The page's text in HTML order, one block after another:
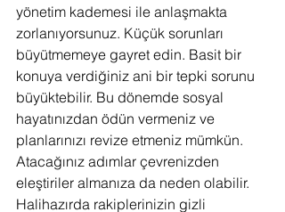
yönetim kademesi ile anlaşmakta
zorlanıyorsunuz. Küçük sorunları
büyütmemeye gayret edin. Basit bir
konuya verdiğiniz ani bir tepki sorunu
büyüktebilir. Bu dönemde sosyal
hayatınızdan ödün vermeniz ve
planlarınızı revize etmeniz mümkün.
Atacağınız adımlar çevrenizden
eleştiriler almanıza da neden olabilir.
Halihazırda rakiplerinizin gizli